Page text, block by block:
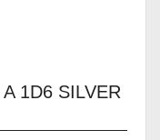
1D6 SILVER